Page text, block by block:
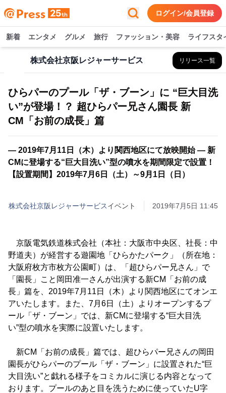
ログイン/会員登録
新着 エンタメ グルメ 旅行 ファッション・美容 ライフスタ
株式会社京阪レジャーサービス リリース一覧
ひらパーのプール「ザ・ブーン」に “巨大目洗
い”が登場！？ 超ひらパー兄さん園長 新
CM「お前の成長」篇
― 2019年7月11日（木）より関西地区にて放映開始 ― 新
CMに登場する“巨大目洗い”型の噴水を期間限定で設置！
【設置期間】2019年7月6日（土）～9月1日（日）
株式会社京阪レジャーサービスイベント 2019年7月5日 11:45
京阪電気鉄道株式会社（本社：大阪市中央区、社長：中
野道夫）が経営する遊園地「ひらかたパーク」（所在地：
大阪府枚方市枚方公園町）は、「超ひらパー兄さん」で
「園長」こと岡田准一さんが出演する新CM「お前の成
長」篇を、2019年7月11日（木）より関西地区にてオンエ
アいたします。また、7月6日（土）よりオープンするプ
ール「ザ・ブーン」では、新CMに登場する“巨大目洗
い”型の噴水を実際に設置いたします。
新CM「お前の成長」篇では、超ひらパー兄さんの岡田
園長がひらパーのプール「ザ・ブーン」に設置された“巨
大目洗い”と戯れる様子をコミカルに演じる内容となって
おります。プールのあと目を洗うために使っていたU字